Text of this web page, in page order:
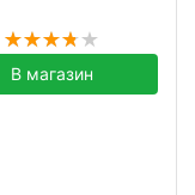
В магазин